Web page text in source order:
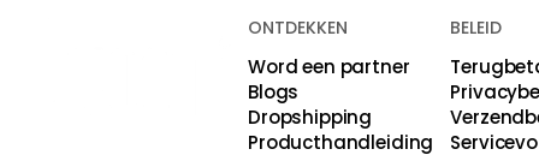
ONTDEKKEN
Word een partner
Blogs
Dropshipping
Producthandleiding
BELEID